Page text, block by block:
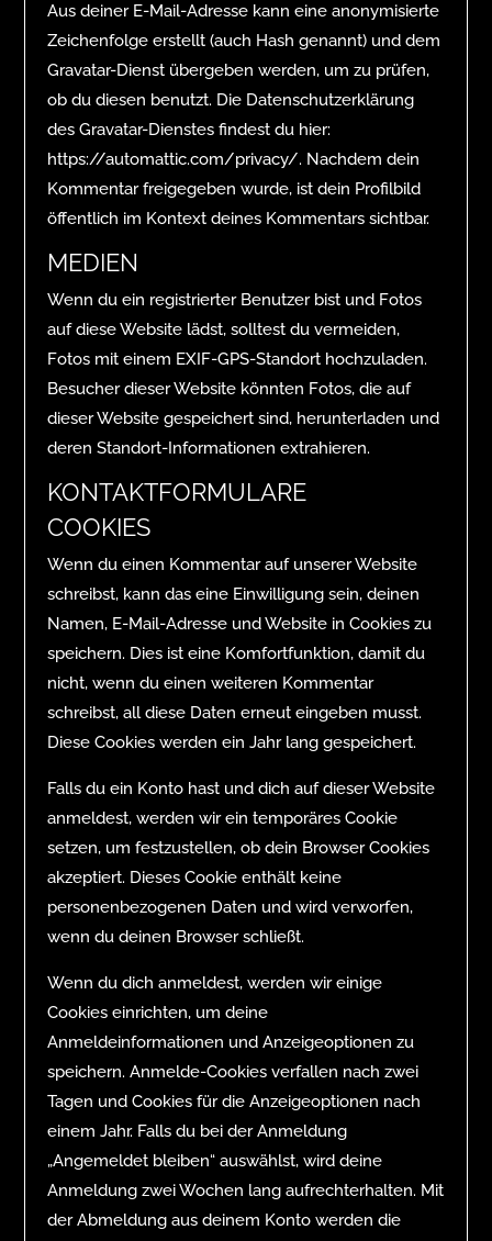
Aus deiner E-Mail-Adresse kann eine anonymisierte
Zeichenfolge erstellt (auch Hash genannt) und dem
Gravatar-Dienst übergeben werden, um zu prüfen,
ob du diesen benutzt. Die Datenschutzerklärung
des Gravatar-Dienstes findest du hier:
https://automattic.com/privacy/. Nachdem dein
Kommentar freigegeben wurde, ist dein Profilbild
öffentlich im Kontext deines Kommentars sichtbar.
MEDIEN
Wenn du ein registrierter Benutzer bist und Fotos
auf diese Website lädst, solltest du vermeiden,
Fotos mit einem EXIF-GPS-Standort hochzuladen.
Besucher dieser Website könnten Fotos, die auf
dieser Website gespeichert sind, herunterladen und
deren Standort-Informationen extrahieren.
KONTAKTFORMULARE
COOKIES
Wenn du einen Kommentar auf unserer Website
schreibst, kann das eine Einwilligung sein, deinen
Namen, E-Mail-Adresse und Website in Cookies zu
speichern. Dies ist eine Komfortfunktion, damit du
nicht, wenn du einen weiteren Kommentar
schreibst, all diese Daten erneut eingeben musst.
Diese Cookies werden ein Jahr lang gespeichert.
Falls du ein Konto hast und dich auf dieser Website
anmeldest, werden wir ein temporäres Cookie
setzen, um festzustellen, ob dein Browser Cookies
akzeptiert. Dieses Cookie enthält keine
personenbezogenen Daten und wird verworfen,
wenn du deinen Browser schließt.
Wenn du dich anmeldest, werden wir einige
Cookies einrichten, um deine
Anmeldeinformationen und Anzeigeoptionen zu
speichern. Anmelde-Cookies verfallen nach zwei
Tagen und Cookies für die Anzeigeoptionen nach
einem Jahr. Falls du bei der Anmeldung
„Angemeldet bleiben“ auswählst, wird deine
Anmeldung zwei Wochen lang aufrechterhalten. Mit
der Abmeldung aus deinem Konto werden die